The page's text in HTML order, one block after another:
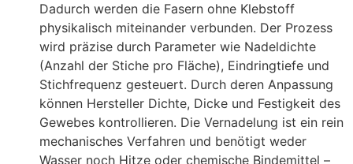
Dadurch werden die Fasern ohne Klebstoff
physikalisch miteinander verbunden. Der Prozess
wird präzise durch Parameter wie Nadeldichte
(Anzahl der Stiche pro Fläche), Eindringtiefe und
Stichfrequenz gesteuert. Durch deren Anpassung
können Hersteller Dichte, Dicke und Festigkeit des
Gewebes kontrollieren. Die Vernadelung ist ein rein
mechanisches Verfahren und benötigt weder
Wasser noch Hitze oder chemische Bindemittel –